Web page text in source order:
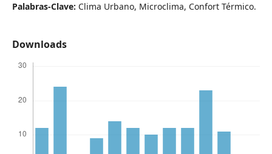
Palabras-Clave: Clima Urbano, Microclima, Confort Térmico.
Downloads